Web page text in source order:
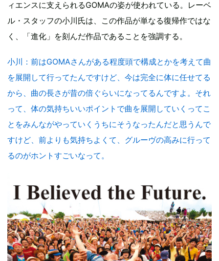
ィエンスに支えられるGOMAの姿が使われている。レーベ
ル・スタッフの小川氏は、この作品が単なる復帰作ではな
く、「進化」を刻んだ作品であることを強調する。
小川
：前はGOMAさんがある程度頭で構成とかを考えて曲
を展開して行ってたんですけど、今は完全に体に任せてる
から、曲の長さが昔の倍ぐらいになってるんですよ。それ
って、体の気持ちいいポイントで曲を展開していくってこ
とをみんながやっていくうちにそうなったんだと思うんで
すけど、前よりも気持ちよくて、グルーヴの高みに行って
るのがホントすごいなって。